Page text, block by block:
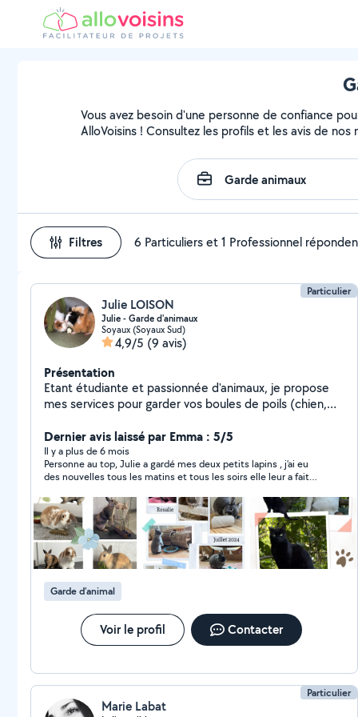
Vous avez besoin d'une personne de confiance
AlloVoisins ! Consultez les profils et les avis de nos
Filtres 6 Particuliers et 1 Professionnel
Particulier
Julie LOISON
Julie - Garde d'animaux
Soyaux (Soyaux Sud)
4,9/5 (9 avis)
Présentation
Etant étudiante et passionnée d'animaux, je propose
mes services pour garder vos boules de poils (chien,
un chat et 2 cochons d'inde. J'ai déjà eu un chien dans
le passé.
Dernier avis laissé par Emma : 5/5
Il y a plus de 6 mois
Personne au top, Julie a gardé mes deux petits lapins , j’ai eu
des nouvelles tous les matins et tous les soirs elle leur a fait
100% attentionnée, douce avec les animaux Cookie et Milo te
remercie ☀️? Merci beaucoup Julie.☺️
Garde d’animal
Voir le profil Contacter
Particulier
Marie Labat